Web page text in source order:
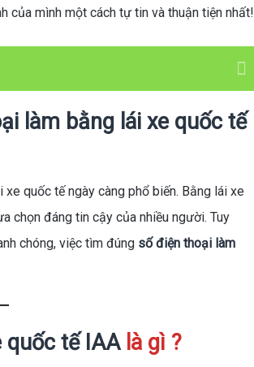
của mình một cách tự tin và thuận tiện nhất!
làm bằng lái xe quốc tế
quốc tế ngày càng phổ biến. Bằng lái xe
chọn đáng tin cậy của nhiều người. Tuy
chóng, việc tìm đúng số điện thoại làm
quốc tế IAAlà gì ?